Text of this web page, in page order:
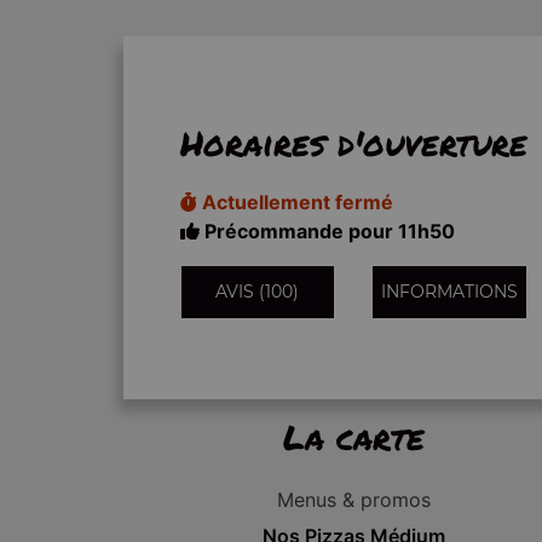
Horaires d'ouverture
Actuellement fermé
Précommande pour 11h50
AVIS (100) INFORMATIONS
La carte
Menus & promos
Nos Pizzas Médium